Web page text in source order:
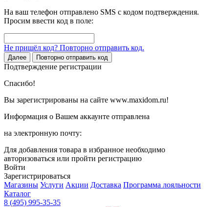
На ваш телефон отправлено SMS с кодом подтверждения.
Просим ввести код в поле:
Не пришёл код? Повторно отправить код.
Далее Повторно отправить код
Подтверждение регистрации
Спасибо!
Вы зарегистрированы на сайте www.maxidom.ru!
Информация о Вашем аккаунте отправлена
на электронную почту:
Для добавления товара в избранное необходимо
авторизоваться или пройти регистрацию
Войти
Зарегистрироваться
Магазины Услуги Акции Доставка Программа лояльности
Каталог
8 (495) 995-35-35